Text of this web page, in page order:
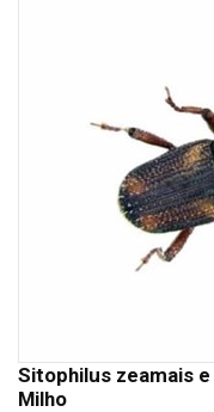
Sitophilus zeamais
Milho